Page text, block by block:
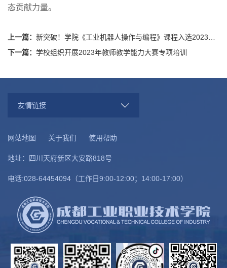
态贡献力量。
上一篇： 新突破！学院《工业机器人操作与编程》课程入选2023年国家在线精品课程
下一篇： 学校组织开展2023年教师教学能力大赛专项培训
友情链接
网站地图 关于我们 使用帮助
地址：四川天府新区大安路818号
电话:028-64454094（工作日9:00-12:00；14:00-17:00）